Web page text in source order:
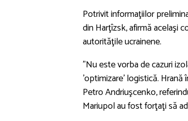
Potrivit informaţiilor
din Harţîzsk, afirmă acelaşi
autorităţile ucrainene.
"Nu este vorba de cazuri
'optimizare' logistică. Hrană
Petro Andriuşcenko,
Mariupol au fost forţaţi să